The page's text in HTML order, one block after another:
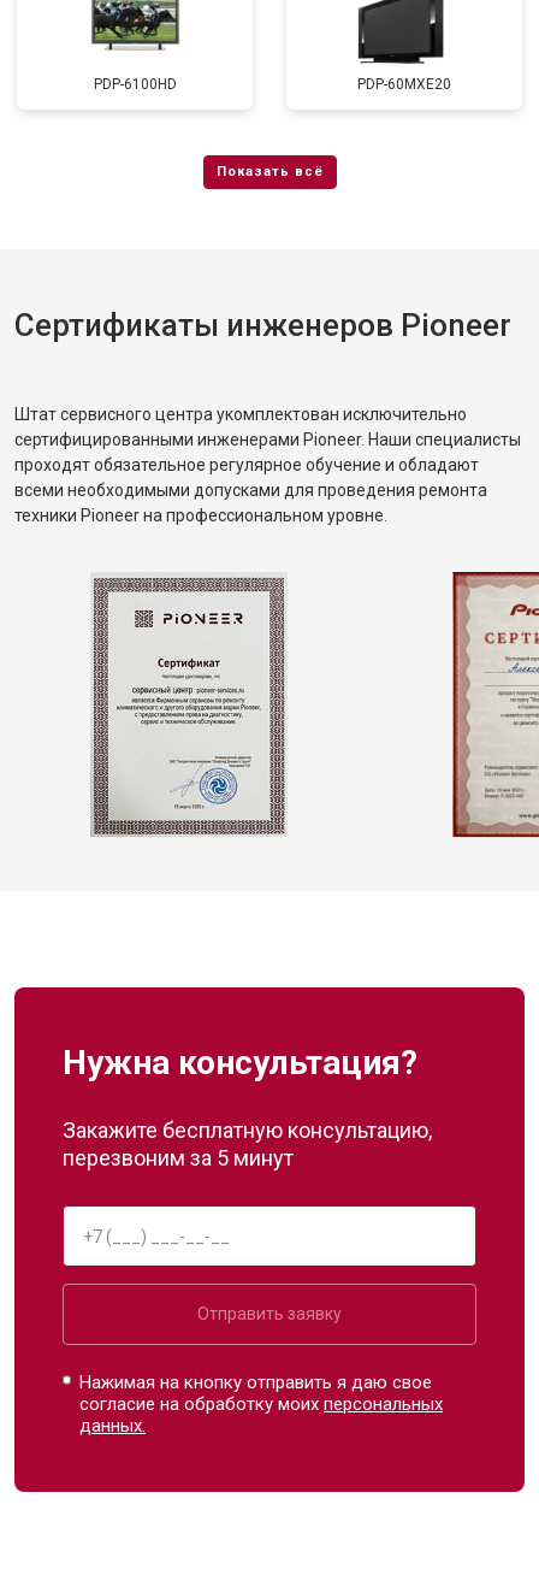
PDP-6100HD PDP-60MXE20
Сертификаты инженеров Pioneer
Штат сервисного центра укомплектован исключительно
сертифицированными инженерами Pioneer. Наши специалисты
проходят обязательное регулярное обучение и обладают
всеми необходимыми допусками для проведения ремонта
техники Pioneer на профессиональном уровне.
Нужна консультация?
Закажите бесплатную консультацию,
перезвоним за 5 минут
Отправить заявку
Нажимая на кнопку отправить я даю свое
согласие на обработку моихперсональных
данных.